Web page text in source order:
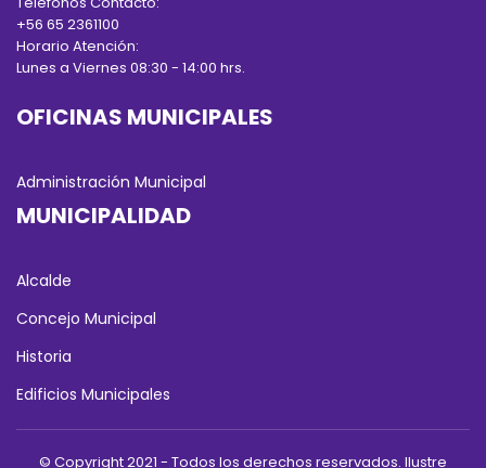
+56 65 2361100
Horario Atención:
Lunes a Viernes 08:30 - 14:00 hrs.
OFICINAS MUNICIPALES
Administración Municipal
MUNICIPALIDAD
Alcalde
Concejo Municipal
Historia
Edificios Municipales
© Copyright 2021 - Todos los derechos reservados. Ilustre